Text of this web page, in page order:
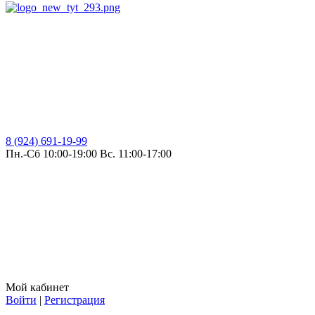
8 (924) 691-19-99
Пн.-Сб 10:00-19:00 Вс. 11:00-17:00
Мой кабинет
Войти | Регистрация